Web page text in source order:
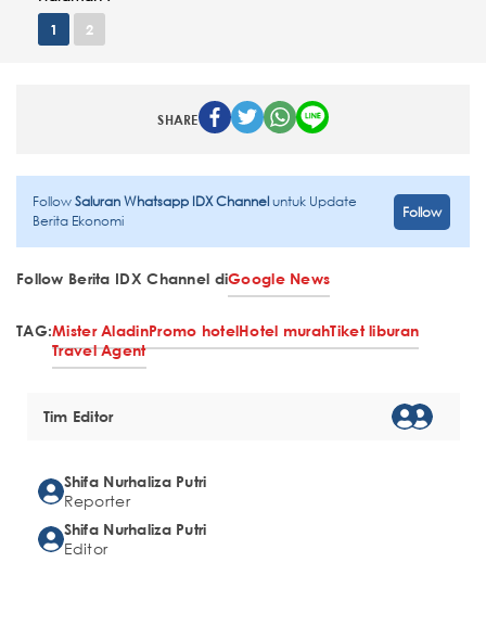
1 2
SHARE
FollowSaluran Whatsapp IDX Channeluntuk Update
Berita Ekonomi
Follow
Follow Berita IDX Channel diGoogle News
TAG:Mister AladinPromo hotelHotel murahTiket liburan
Travel Agent
Tim Editor
Shifa Nurhaliza Putri
Reporter
Shifa Nurhaliza Putri
Editor